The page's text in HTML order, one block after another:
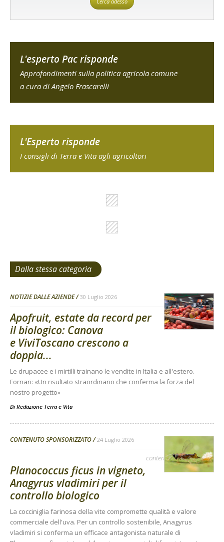
L'esperto Pac risponde
Approfondimenti sulla politica agricola comune
a cura di Angelo Frascarelli
L'Esperto risponde
I consigli di Terra e Vita agli agricoltori
Dalla stessa categoria
NOTIZIE DALLE AZIENDE 30 Luglio 2026
Apofruit, estate da record per
il biologico: Canova
e ViviToscano crescono a
doppia...
Le drupacee e i mirtilli trainano le vendite in Italia e all'estero.
Fornari: «Un risultato straordinario che conferma la forza del
nostro progetto»
Di Redazione Terra e Vita
CONTENUTO SPONSORIZZATO 24 Luglio 2026
contenuto sponsorizzato
Planococcus ficus in vigneto,
Anagyrus vladimiri per il
controllo biologico
La cocciniglia farinosa della vite compromette qualità e valore
commerciale dell'uva. Per un controllo sostenibile, Anagyrus
vladimiri si conferma un efficace antagonista naturale di